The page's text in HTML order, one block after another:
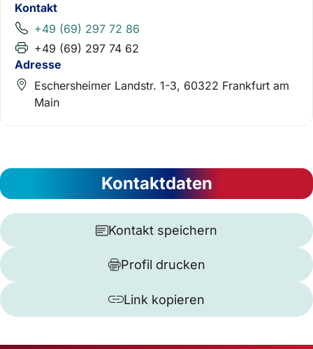
Kontakt
+49 (69) 297 72 86
+49 (69) 297 74 62
Adresse
Eschersheimer Landstr. 1-3, 60322 Frankfurt am
Main
Kontaktdaten
Kontakt speichern
Profil drucken
Link kopieren